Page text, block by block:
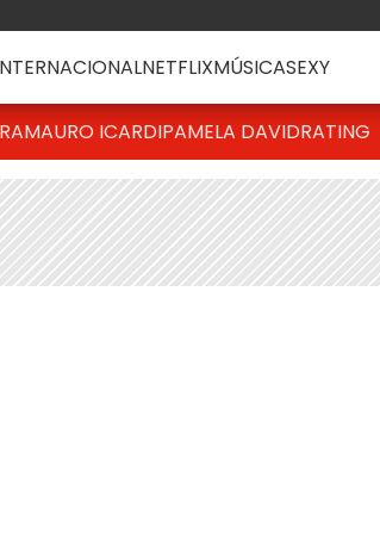
NETFLIXMÚSICASEXY
MAURO ICARDIPAMELA DAVIDRATING